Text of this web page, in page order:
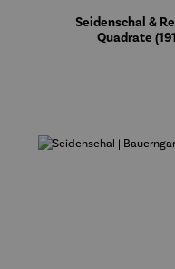
Seidenschal &
Quadrate